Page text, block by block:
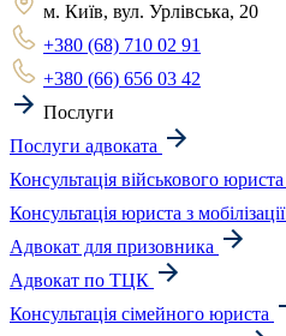
м. Київ, вул. Урлівська, 20
+380 (68) 710 02 91
+380 (66) 656 03 42
Послуги
Послуги адвоката
Консультація військового юриста
Консультація юриста з мобілізації
Адвокат для призовника
Адвокат по ТЦК
Консультація сімейного юриста